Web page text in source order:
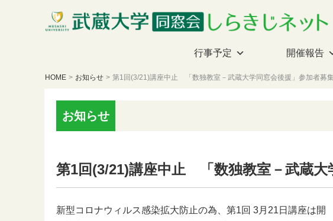
行事予定 開催報告
HOME > お知らせ > 第1回(3/21)講座中止 「数独教室－武蔵大学同窓会後援」参加者募集
お知らせ
第1回(3/21)講座中止 「数独教室－武蔵大
新型コロナウィルス感染拡大防止の為、第1回 3月21日講座は開